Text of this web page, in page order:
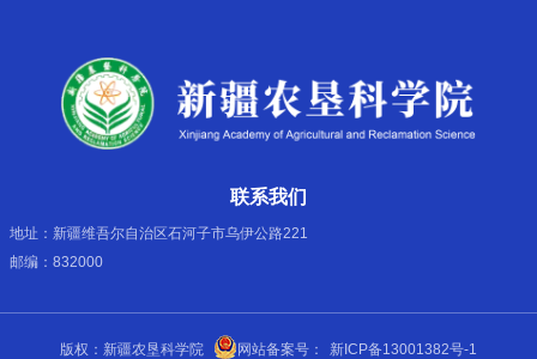
联系我们
地址：新疆维吾尔自治区石河子市乌伊公路221
邮编：832000
版权：新疆农垦科学院 网站备案号： 新ICP备13001382号-1